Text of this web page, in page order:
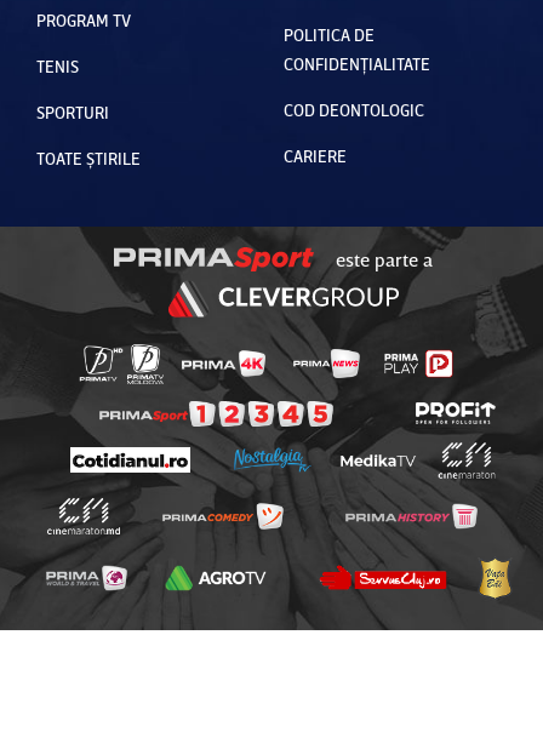
PROGRAM TV
TENIS
SPORTURI
TOATE ȘTIRILE
POLITICA DE
CONFIDENȚIALITATE
COD DEONTOLOGIC
CARIERE
este parte a